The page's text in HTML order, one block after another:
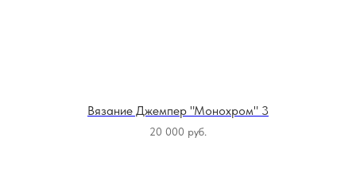
Вязание Джемпер "Монохром" 3
20 000 руб.